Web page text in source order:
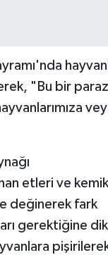
"Bu bir
etleri ve
değinerek fark
gerektiğine